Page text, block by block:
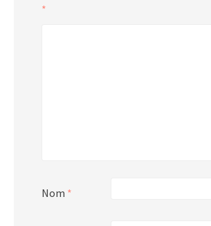
*
Nom *